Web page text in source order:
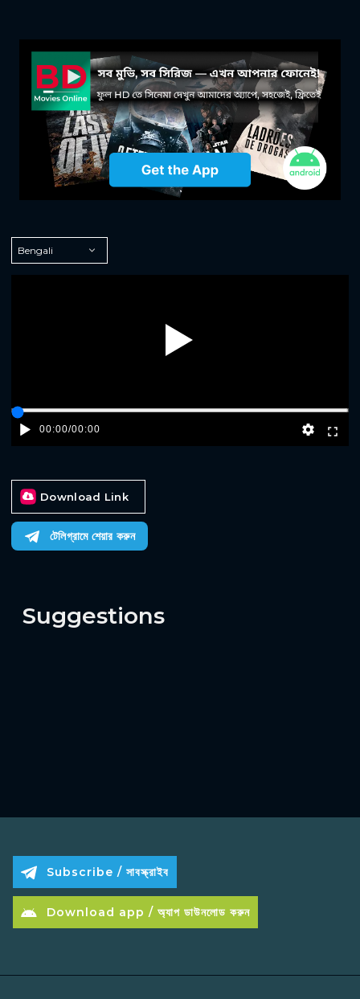
00:00/00:00
Download Link
টেলিগ্রামে শেয়ার করুন
Suggestions
Subscribe / সাবস্ক্রাইব
Download app / অ্যাপ ডাউনলোড করুন